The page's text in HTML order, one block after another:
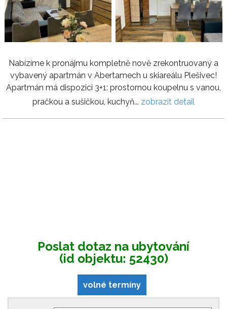
Nabízíme k pronájmu kompletně nově zrekontruovaný a
vybavený apartmán v Abertamech u skiareálu Plešivec!
Apartmán má dispozici 3+1: prostornou koupelnu s vanou,
pračkou a sušičkou, kuchyň... zobrazit detail
Poslat dotaz na ubytování
(id objektu: 52430)
volné termíny